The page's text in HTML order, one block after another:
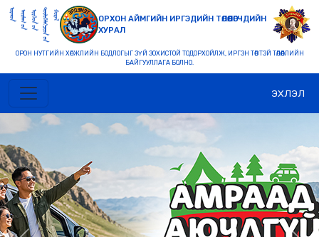
ОРХОН АЙМГИЙН ИРГЭДИЙН ТӨЛӨӨЛӨГЧДИЙН
ХУРАЛ
ОРОН НУТГИЙН ХӨГЖЛИЙН БОДЛОГЫГ ЗҮЙ ЗОХИСТОЙ ТОДОРХОЙЛЖ, ИРГЭН ТӨВТЭЙ ТӨЛӨӨЛЛИЙН
БАЙГУУЛЛАГА БОЛНО.
ЭХЛЭЛ